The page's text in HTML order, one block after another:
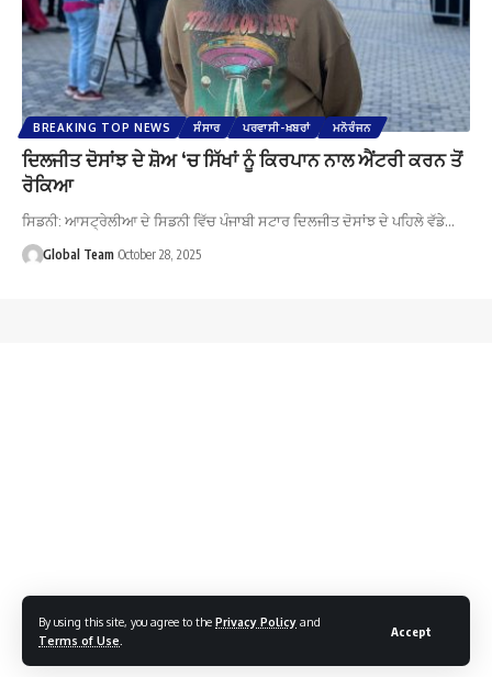
By using this site, you agree to the Privacy Policy and
Terms of Use
Accept
BREAKING TOP NEWS ਸੰਸਾਰ ਪਰਵਾਸੀ-ਖ਼ਬਰਾਂ ਮਨੋਰੰਜਨ
ਦਿਲਜੀਤ ਦੋਸਾਂਝ ਦੇ ਸ਼ੋਅ ‘ਚ ਸਿੱਖਾਂ ਨੂੰ ਕਿਰਪਾਨ ਨਾਲ ਐਂਟਰੀ ਕਰਨ ਤੋਂ
ਰੋਕਿਆ
ਸਿਡਨੀ: ਆਸਟ੍ਰੇਲੀਆ ਦੇ ਸਿਡਨੀ ਵਿੱਚ ਪੰਜਾਬੀ ਸਟਾਰ ਦਿਲਜੀਤ ਦੋਸਾਂਝ ਦੇ ਪਹਿਲੇ ਵੱਡੇ…
Global Team October 28, 2025